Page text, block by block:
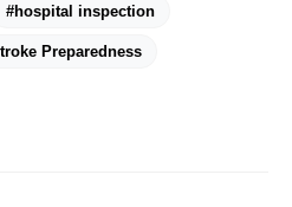
#hospital inspection
Preparedness